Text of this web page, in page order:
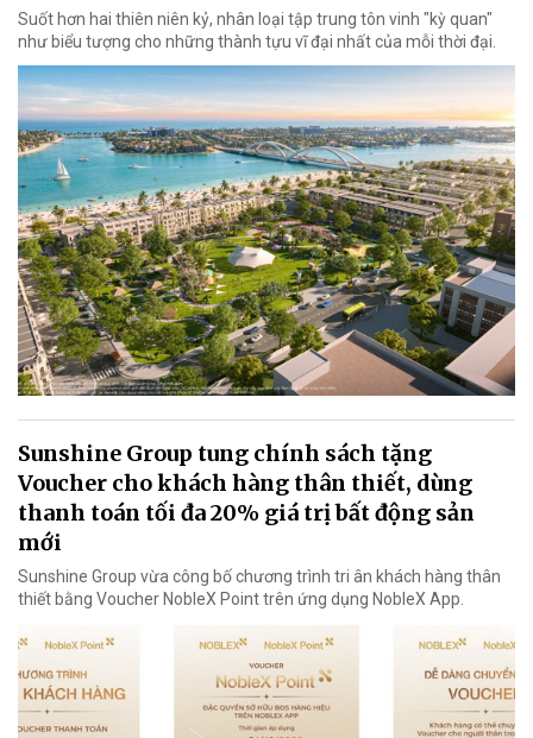
Suốt hơn hai thiên niên kỷ, nhân loại tập trung tôn vinh "kỳ quan"
như biểu tượng cho những thành tựu vĩ đại nhất của mỗi thời đại.
Sunshine Group tung chính sách tặng
Voucher cho khách hàng thân thiết, dùng
thanh toán tối đa 20% giá trị bất động sản
mới
Sunshine Group vừa công bố chương trình tri ân khách hàng thân
thiết bằng Voucher NobleX Point trên ứng dụng NobleX App.